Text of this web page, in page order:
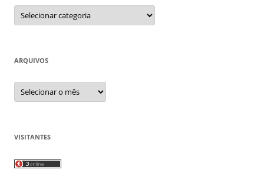
Categorias
ARQUIVOS
Arquivos
VISITANTES